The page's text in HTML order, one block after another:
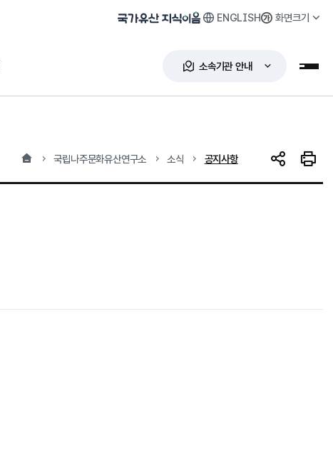
국가유산 지식이음 ENGLISH 화면크기
소속기관 안내 누리
홈 국립나주문화유산연구소 소식 현재 위치
공지사항 SNS 공유인쇄